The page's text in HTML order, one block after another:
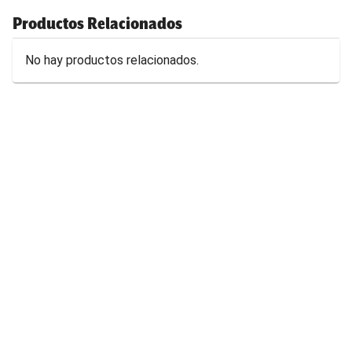
Productos Relacionados
No hay productos relacionados.